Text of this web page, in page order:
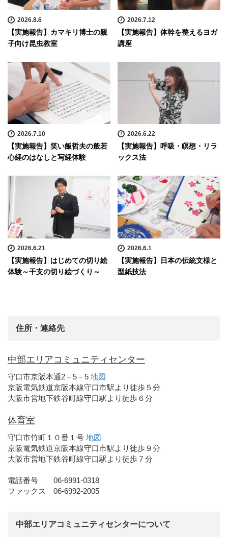
2026.8.6
【実施報告】カマキリ博士の親
子向け昆虫教室
2026.7.12
【実施報告】体幹を整えるヨガ
講座
2026.7.10
【実施報告】笑い飯哲夫の般若
心経のはなしと写経体験
2026.6.22
【実施報告】呼吸・瞑想・リラ
ックス法
2026.6.21
【実施報告】はじめての切り絵
体験～干支の切り絵づくり～
2026.6.1
【実施報告】日本の伝統文様と
型紙技法
住所・連絡先
中部エリアコミュニティセンター
守口市京阪本通2－5－5 地図
京阪電気鉄道京阪本線守口市駅より徒歩５分
大阪市営地下鉄谷町線守口駅より徒歩６分
体育室
守口市竹町１０番１号 地図
京阪電気鉄道京阪本線守口市駅より徒歩９分
大阪市営地下鉄谷町線守口駅より徒歩７分
電話番号 06-6991-0318
ファックス 06-6992-2005
中部エリアコミュニティセンターについて